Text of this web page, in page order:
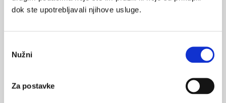
dok ste upotrebljavali njihove usluge.
pristanka
Nužni
Za postavke
plaća
0
POVRATAK
NA VRH